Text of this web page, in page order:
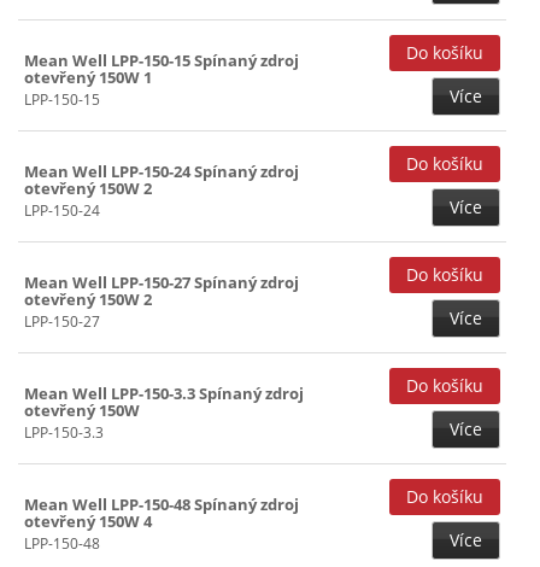
Mean Well LPP-150-15 Spínaný zdroj
otevřený 150W 1
LPP-150-15 Více
Mean Well LPP-150-24 Spínaný zdroj
otevřený 150W 2
LPP-150-24 Více
Mean Well LPP-150-27 Spínaný zdroj
otevřený 150W 2
LPP-150-27 Více
Mean Well LPP-150-3.3 Spínaný zdroj
otevřený 150W
LPP-150-3.3 Více
Mean Well LPP-150-48 Spínaný zdroj
otevřený 150W 4
LPP-150-48 Více